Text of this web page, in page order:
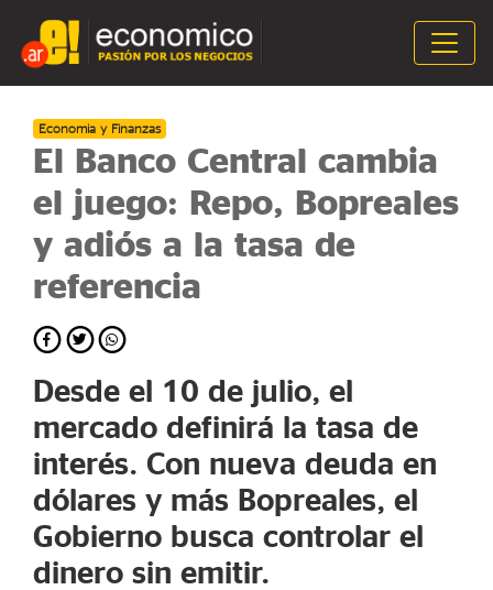
Economia y Finanzas
El Banco Central cambia
el juego: Repo, Bopreales
y adiós a la tasa de
referencia
Desde el 10 de julio, el
mercado definirá la tasa de
interés. Con nueva deuda en
dólares y más Bopreales, el
Gobierno busca controlar el
dinero sin emitir.